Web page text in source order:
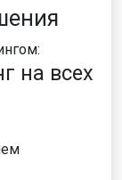
на всех